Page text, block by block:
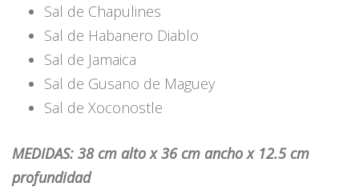
Sal de Chapulines
Sal de Habanero Diablo
Sal de Jamaica
Sal de Gusano de Maguey
Sal de Xoconostle
MEDIDAS: 38 cm alto x 36 cm ancho x 12.5 cm
profundidad